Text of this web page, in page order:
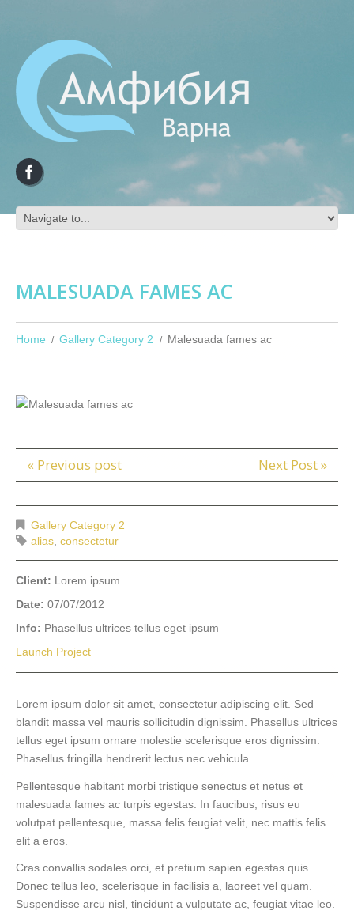
MALESUADA FAMES AC
Home Gallery Category 2 Malesuada fames ac
« Previous post Next Post »
Gallery Category 2
alias, consectetur
Client: Lorem ipsum
Date: 07/07/2012
Info: Phasellus ultrices tellus eget ipsum
Launch Project
Lorem ipsum dolor sit amet, consectetur adipiscing elit. Sed
blandit massa vel mauris sollicitudin dignissim. Phasellus ultrices
tellus eget ipsum ornare molestie scelerisque eros dignissim.
Phasellus fringilla hendrerit lectus nec vehicula.
Pellentesque habitant morbi tristique senectus et netus et
malesuada fames ac turpis egestas. In faucibus, risus eu
volutpat pellentesque, massa felis feugiat velit, nec mattis felis
elit a eros.
Cras convallis sodales orci, et pretium sapien egestas quis.
Donec tellus leo, scelerisque in facilisis a, laoreet vel quam.
Suspendisse arcu nisl, tincidunt a vulputate ac, feugiat vitae leo.